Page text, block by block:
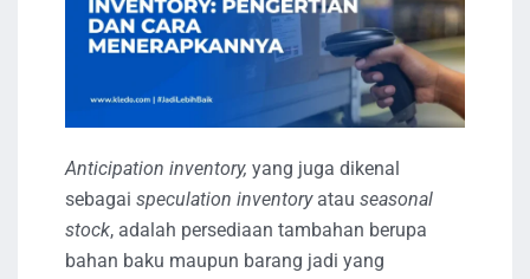
Anticipation inventory, yang juga dikenal
sebagai speculation inventoryatau seasonal
stock, adalah persediaan tambahan berupa
bahan baku maupun barang jadi yang